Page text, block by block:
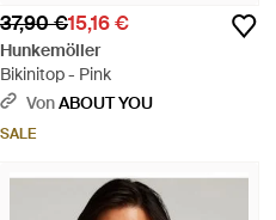
37,90 €15,16 €
Hunkemöller
Bikinitop - Pink
VonABOUT YOU
SALE